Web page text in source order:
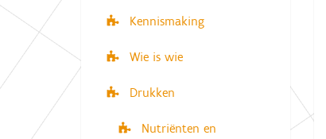
Kennismaking
Wie is wie
Drukken
Nutriënten en